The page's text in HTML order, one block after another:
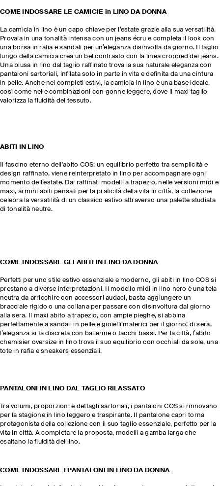
COME INDOSSARE LE CAMICIE in LINO DA DONNA
La camicia in lino è un capo chiave per l’estate grazie alla sua versatilità.
Provala in una tonalità intensa con un jeans écru e completa il look con
una borsa in rafia e sandali per un’eleganza disinvolta da giorno. Il taglio
lungo della camicia crea un bel contrasto con la linea cropped dei jeans.
Una blusa in lino dal taglio raffinato trova la sua naturale eleganza con
pantaloni sartoriali, infilata solo in parte in vita e definita da una cintura
in pelle. Anche nei completi estivi, la camicia in lino è una base ideale,
così come nelle combinazioni con gonne leggere, dove il maxi taglio
valorizza la fluidità del tessuto.
ABITI IN LINO
Il fascino eterno dell'abito COS: un equilibrio perfetto tra semplicità e
design raffinato, viene reinterpretato in lino per accompagnare ogni
momento dell’estate. Dai raffinati modelli a trapezio, nelle versioni midi e
maxi, ai mini abiti pensati per la praticità della vita in città, la collezione
celebra la versatilità di un classico estivo attraverso una palette studiata
di tonalità neutre.
COME INDOSSARE GLI ABITI IN LINO DA DONNA
Perfetti per uno stile estivo essenziale e moderno, gli abiti in lino COS si
prestano a diverse interpretazioni. Il modello midi in lino nero è una tela
neutra da arricchire con accessori audaci, basta aggiungere un
bracciale rigido o una collana per passare con disinvoltura dal giorno
alla sera. Il maxi abito a trapezio, con ampie pieghe, si abbina
perfettamente a sandali in pelle e gioielli materici per il giorno; di sera,
l’eleganza si fa discreta con ballerine o tacchi bassi. Per la città, l’abito
chemisier oversize in lino trova il suo equilibrio con occhiali da sole, una
tote in rafia e sneakers essenziali.
PANTALONI IN LINO DAL TAGLIO RILASSATO
Tra volumi, proporzioni e dettagli sartoriali, i pantaloni COS si rinnovano
per la stagione in lino leggero e traspirante. Il pantalone capri torna
protagonista della collezione con il suo taglio essenziale, perfetto per la
vita in città. A completare la proposta, modelli a gamba larga che
esaltano la fluidità del lino.
COME INDOSSARE I PANTALONI IN LINO DA DONNA